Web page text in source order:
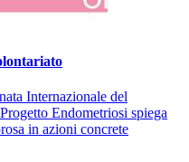
Internazionale del
Endometriosi spiega
in azioni concrete